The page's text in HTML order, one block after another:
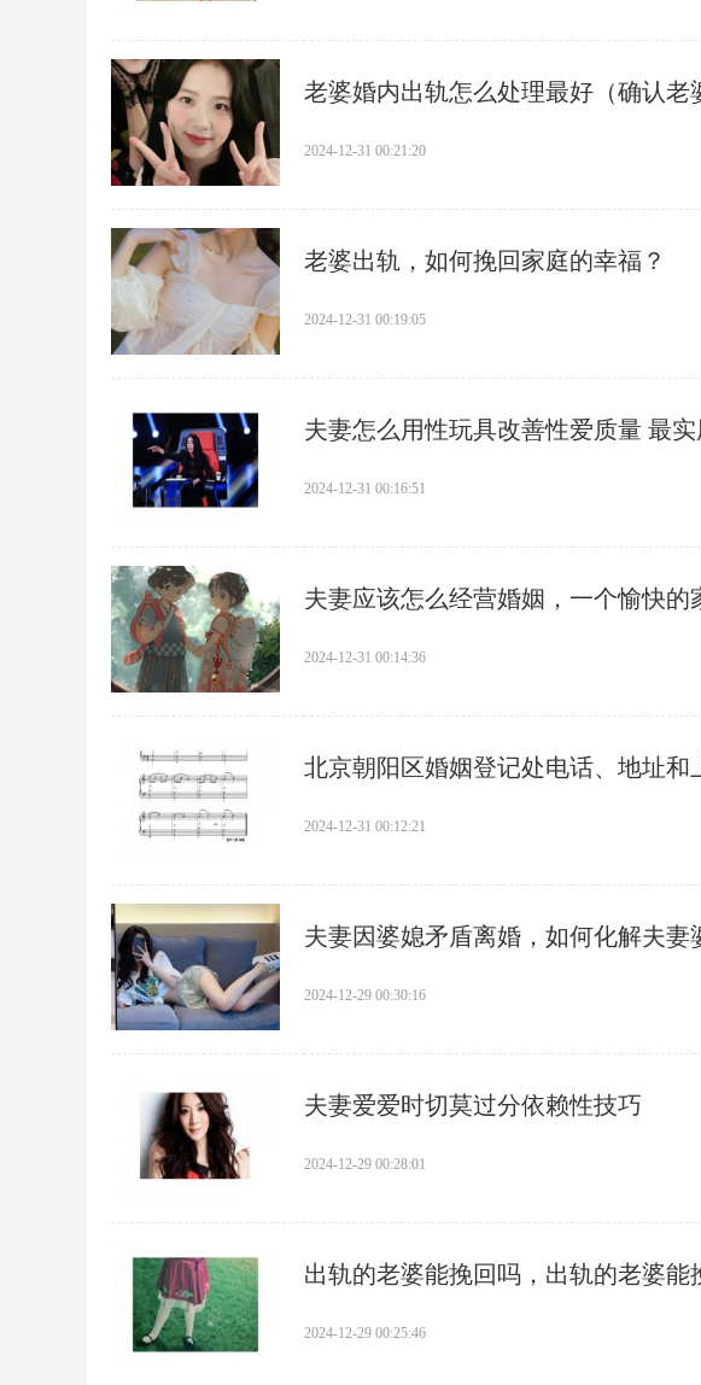
老婆婚内出轨怎么处理最好（确认老
2024-12-31 00:21:20
​老婆出轨，如何挽回家庭的幸福？
2024-12-31 00:19:05
夫妻怎么用性玩具改善性爱质量 最
2024-12-31 00:16:51
夫妻应该怎么经营婚姻，一个愉快的
2024-12-31 00:14:36
北京朝阳区婚姻登记处电话、地址和
2024-12-31 00:12:21
夫妻因婆媳矛盾离婚，如何化解夫妻
2024-12-29 00:30:16
​夫妻爱爱时切莫过分依赖性技巧
2024-12-29 00:28:01
出轨的老婆能挽回吗，出轨的老婆
2024-12-29 00:25:46